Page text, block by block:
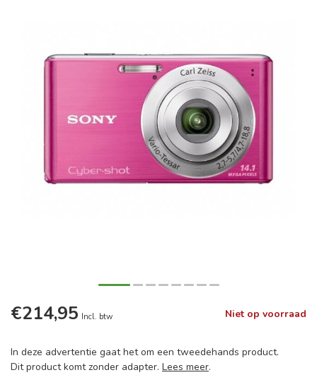
€214,95 Incl. btw Niet op voorraad
In deze advertentie gaat het om een tweedehands product.
Dit product komt zonder adapter. Lees meer.